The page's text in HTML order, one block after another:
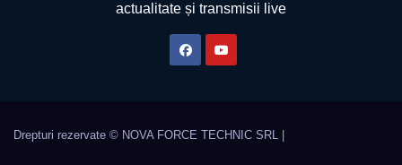
actualitate și transmisii live